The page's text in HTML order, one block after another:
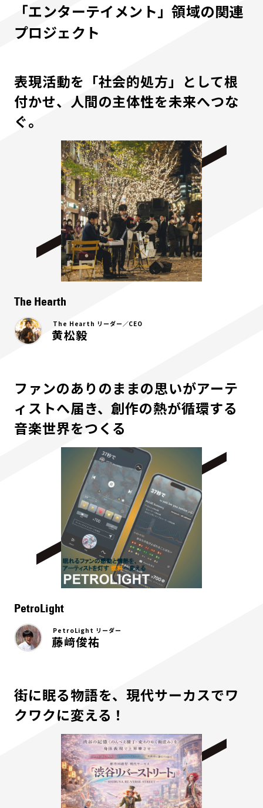
「エンターテイメント」領域の関連
プロジェクト
表現活動を「社会的処方」として根
付かせ、人間の主体性を未来へつな
ぐ。
The Hearth
The Hearth リーダー／CEO
黄松毅
ファンのありのままの思いがアーテ
ィストへ届き、創作の熱が循環する
音楽世界をつくる
PetroLight
PetroLight リーダー
藤﨑俊祐
街に眠る物語を、現代サーカスでワ
クワクに変える！